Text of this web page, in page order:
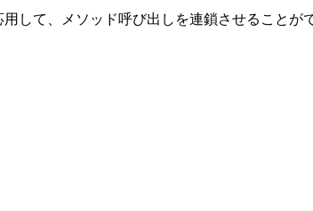
して、メソッド呼び出しを連鎖させることが